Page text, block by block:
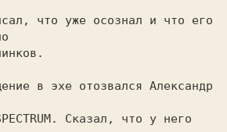
что уже осознал и что его
в эхе отозвался Александр
Сказал, что у него